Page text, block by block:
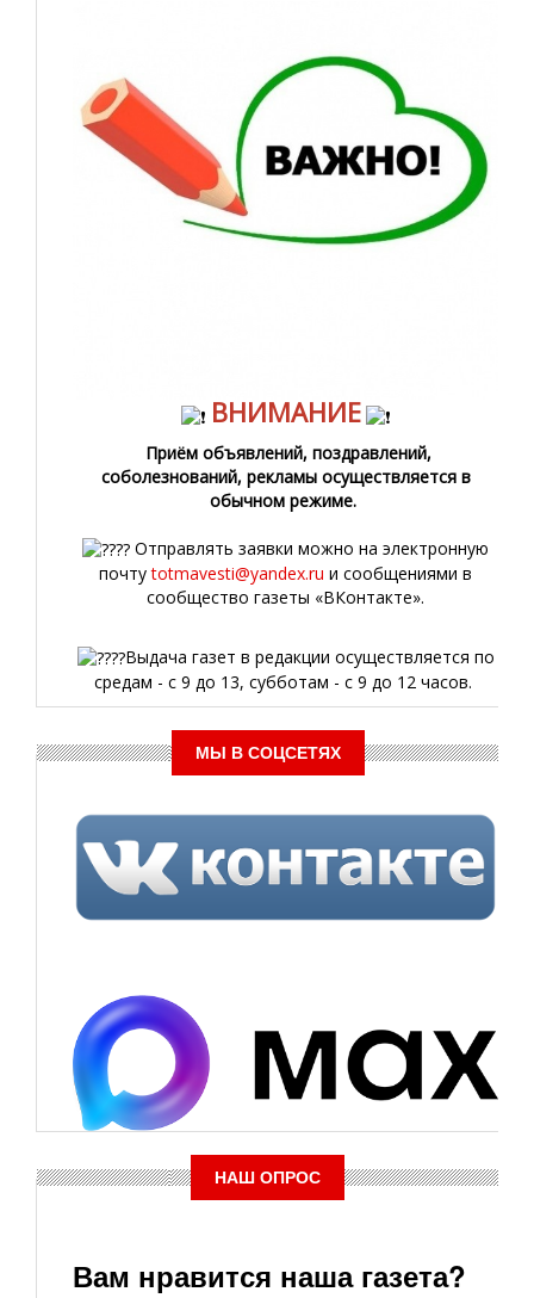
ВНИМАНИЕ
Приём объявлений, поздравлений,
соболезнований, рекламы осуществляется в
обычном режиме.
Отправлять заявки можно на электронную
почтуtotmavesti@yandex.ru и сообщениями в
сообщество газеты «ВКонтакте».
Выдача газет в редакции осуществляется по
средам - с 9 до 13, субботам - с 9 до 12 часов.
МЫ В СОЦСЕТЯХ
НАШ ОПРОС
Вам нравится наша газета?